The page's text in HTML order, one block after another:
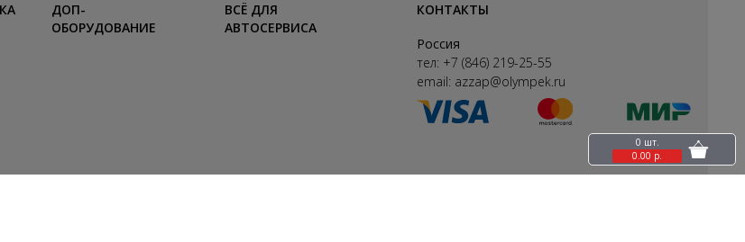
ДОП-
ОБОРУДОВАНИЕ
ВСЁ ДЛЯ
АВТОСЕРВИСА
КОНТАКТЫ
Россия
тел: +7 (846) 219-25-55
email: azzap@olympek.ru
0 шт.
0.00 р.